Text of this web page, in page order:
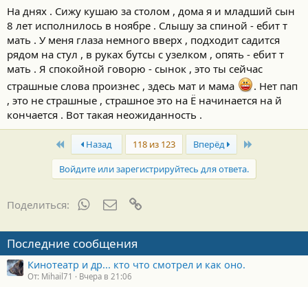
с
т
и
На днях . Сижу кушаю за столом , дома я и младший сын
8 лет исполнилось в ноябре . Слышу за спиной - ебит т
мать . У меня глаза немного вверх , подходит садится
рядом на стул , в руках бутсы с узелком , опять - ебит т
мать . Я спокойной говорю - сынок , это ты сейчас
страшные слова произнес , здесь мат и мама
. Нет пап
, это не страшные , страшное это на Ё начинается на й
кончается . Вот такая неожиданность .
First Назад 118 из 123 Вперёд
Войдите или зарегистрируйтесь для ответа.
Поделиться: WhatsAppЭлектронная почта
Последние сообщения
Кинотеатр и др... кто что смотрел и как оно.
От: Mihail71 Вчера в 21:06